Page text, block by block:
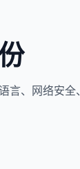
、网络安全、